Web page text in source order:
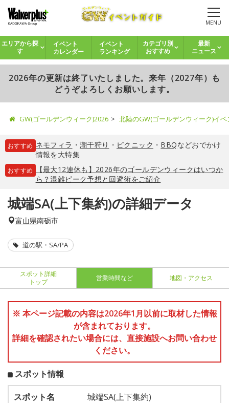
MENU
エリアから探
す
イベント
カレンダー
イベント
ランキング
カテゴリ別
おすすめ
最新
ニュース
2026年の更新は終了いたしました。来年（2027年）も
どうぞよろしくお願いします。
GW(ゴールデンウィーク)2026 北陸のGW(ゴールデンウィーク)イ
おすすめ ネモフィラ ・ 潮干狩り ・ ピクニック ・ BBQなどおでかけ
情報を大特集
おすすめ
【最大12連休も】2026年のゴールデンウィークはいつか
ら？混雑ピーク予想と回避術をご紹介
城端SA(上下集約)の詳細データ
富山県南砺市
道の駅・SA/PA
スポット詳細
トップ
営業時間など 地図・アクセス
※ 本ページ記載の内容は2026年1月以前に取材した情報
が含まれております。
詳細を確認されたい場合には、直接施設へお問い合わせ
ください。
スポット情報
スポット名
城端SA(上下集約)